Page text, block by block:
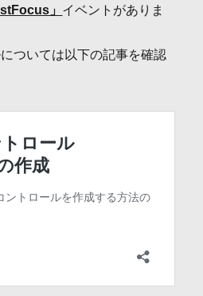
」 イベントがありま
ついては以下の記事を確認